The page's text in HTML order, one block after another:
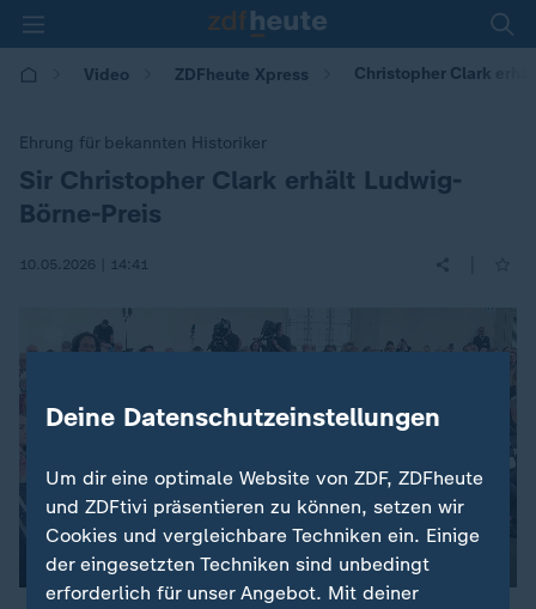
Video ZDFheute Xpress Christopher Clark
Ehrung für bekannten Historiker
:
Sir Christopher Clark erhält Ludwig-
Börne-Preis
10.05.2026 | 14:41
00:05
Deine Datenschutzeinstellungen
Um dir eine optimale Website von ZDF, ZDFheute
und ZDFtivi präsentieren zu können, setzen wir
Cookies und vergleichbare Techniken ein. Einige
der eingesetzten Techniken sind unbedingt
erforderlich für unser Angebot. Mit deiner